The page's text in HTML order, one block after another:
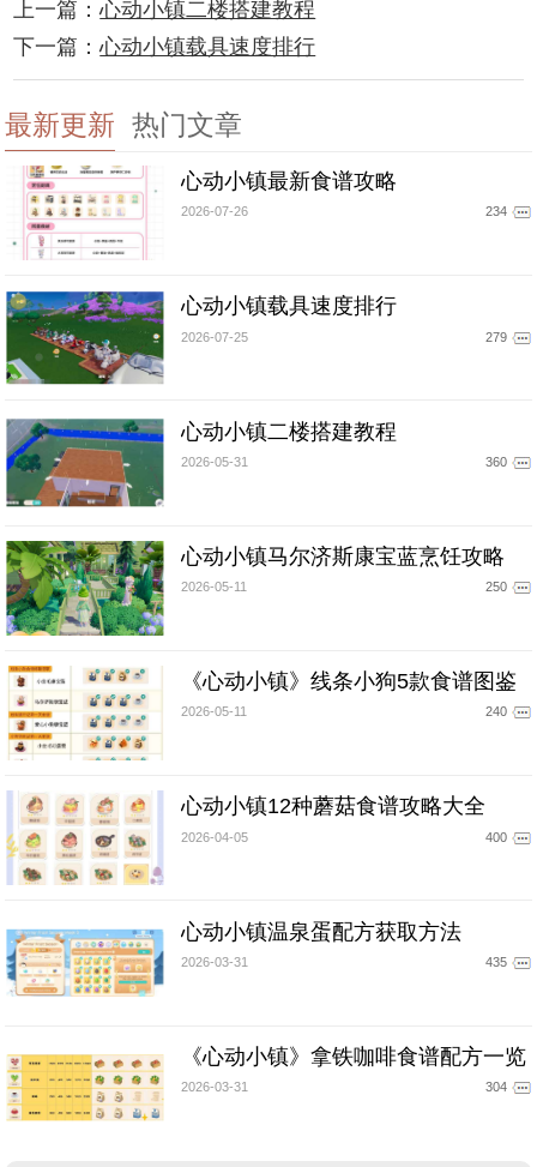
上一篇：心动小镇二楼搭建教程
下一篇：心动小镇载具速度排行
最新更新 热门文章
心动小镇最新食谱攻略
2026-07-26 234
心动小镇载具速度排行
2026-07-25 279
心动小镇二楼搭建教程
2026-05-31 360
心动小镇马尔济斯康宝蓝烹饪攻略
2026-05-11 250
《心动小镇》线条小狗5款食谱图鉴
2026-05-11 240
心动小镇12种蘑菇食谱攻略大全
2026-04-05 400
心动小镇温泉蛋配方获取方法
2026-03-31 435
《心动小镇》拿铁咖啡食谱配方一览
2026-03-31 304